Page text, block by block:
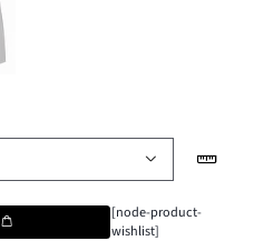
[node-product-
wishlist]